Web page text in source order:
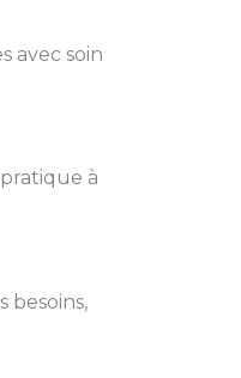
avec soin
à
besoins,